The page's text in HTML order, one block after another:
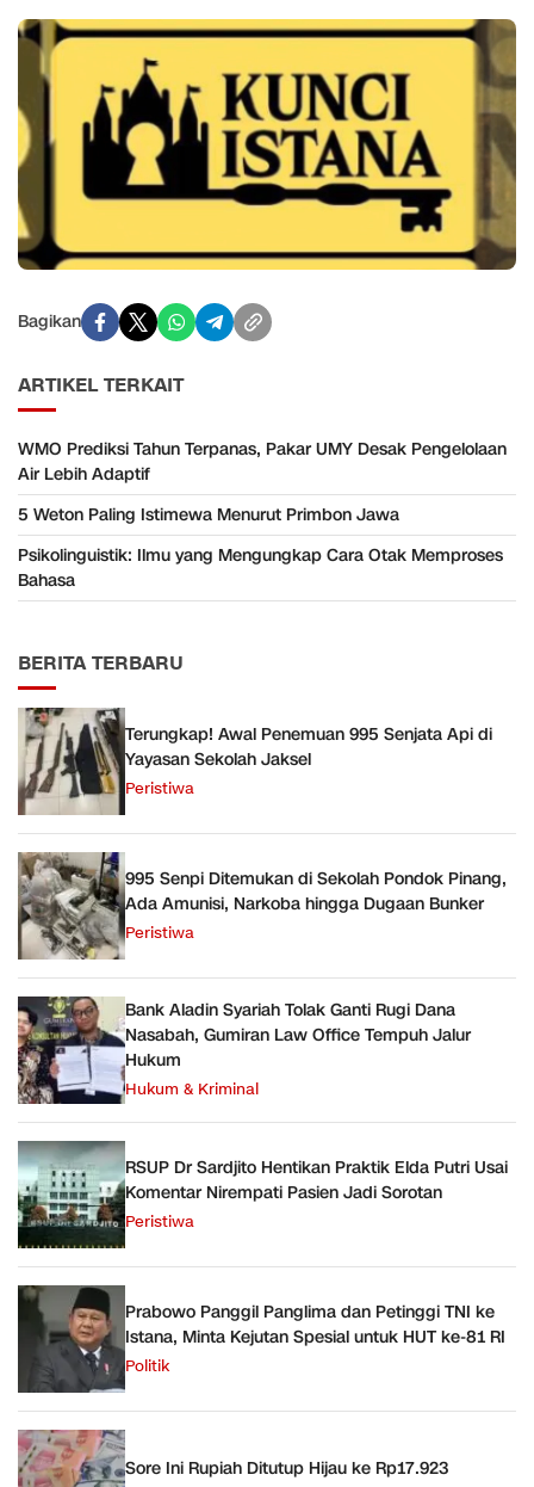
Bagikan
ARTIKEL TERKAIT
WMO Prediksi Tahun Terpanas, Pakar UMY Desak Pengelolaan
Air Lebih Adaptif
5 Weton Paling Istimewa Menurut Primbon Jawa
Psikolinguistik: Ilmu yang Mengungkap Cara Otak Memproses
Bahasa
BERITA TERBARU
Terungkap! Awal Penemuan 995 Senjata Api di
Yayasan Sekolah Jaksel
Peristiwa
995 Senpi Ditemukan di Sekolah Pondok Pinang,
Ada Amunisi, Narkoba hingga Dugaan Bunker
Peristiwa
Bank Aladin Syariah Tolak Ganti Rugi Dana
Nasabah, Gumiran Law Office Tempuh Jalur
Hukum
Hukum & Kriminal
RSUP Dr Sardjito Hentikan Praktik Elda Putri Usai
Komentar Nirempati Pasien Jadi Sorotan
Peristiwa
Prabowo Panggil Panglima dan Petinggi TNI ke
Istana, Minta Kejutan Spesial untuk HUT ke-81 RI
Politik
Sore Ini Rupiah Ditutup Hijau ke Rp17.923